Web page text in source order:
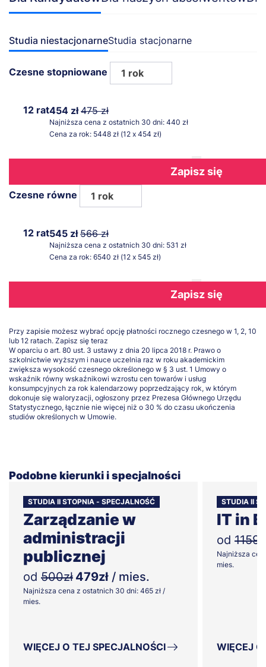
Studia niestacjonarneStudia stacjonarne
Czesne stopniowane 1 rok
12 rat454 zł475 zł
Najniższa cena z ostatnich 30 dni: 440 zł
Cena za rok: 5448 zł (12 x 454 zł)
Zapisz się
Czesne równe 1 rok
12 rat545 zł566 zł
Najniższa cena z ostatnich 30 dni: 531 zł
Cena za rok: 6540 zł (12 x 545 zł)
Zapisz się
Przy zapisie możesz wybrać opcję płatności rocznego czesnego w 1, 2, 10
lub 12 ratach. Zapisz się teraz
W oparciu o art. 80 ust. 3 ustawy z dnia 20 lipca 2018 r. Prawo o
szkolnictwie wyższym i nauce uczelnia raz w roku akademickim
zwiększa wysokość czesnego określonego w § 3 ust. 1 Umowy o
wskaźnik równy wskaźnikowi wzrostu cen towarów i usług
konsumpcyjnych za rok kalendarzowy poprzedzający rok, w którym
dokonuje się waloryzacji, ogłoszony przez Prezesa Głównego Urzędu
Statystycznego, łącznie nie więcej niż o 30 % do czasu ukończenia
studiów określonych w Umowie.
Podobne kierunki i specjalności
STUDIA II STOPNIA - SPECJALNOŚĆ
Zarządzanie w
administracji
publicznej
od 500zł 479zł / mies.
Najniższa cena z ostatnich 30 dni: 465 zł /
mies.
WIĘCEJ O TEJ SPECJALNOŚCI
STUDIA II
IT in
od
Najniższa
mies.
WIĘCEJ